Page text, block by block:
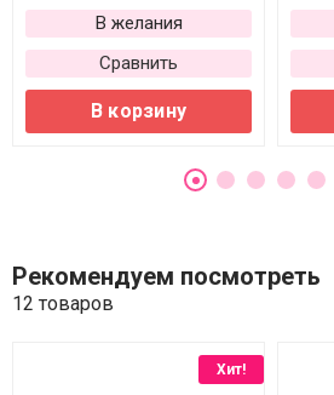
В желания
Сравнить
В корзину
Рекомендуем посмотреть
12 товаров
Хит!